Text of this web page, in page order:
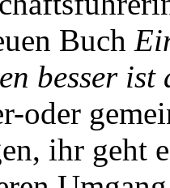
Buch
besser ist
oder
ihr geht